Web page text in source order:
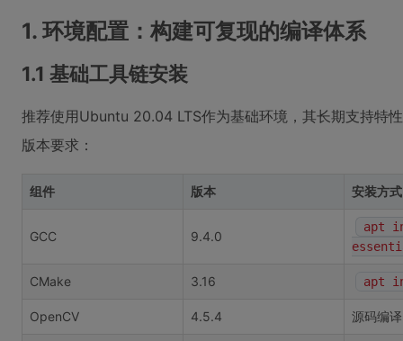
1. 环境配置：构建可复现的编译体系
1.1 基础工具链安装
推荐使用Ubuntu 20.04 LTS作为基础环境，其长期支持特
版本要求：
组件 版本 安装方式
GCC 9.4.0
apt
CMake 3.16 apt
OpenCV 4.5.4 源码编译